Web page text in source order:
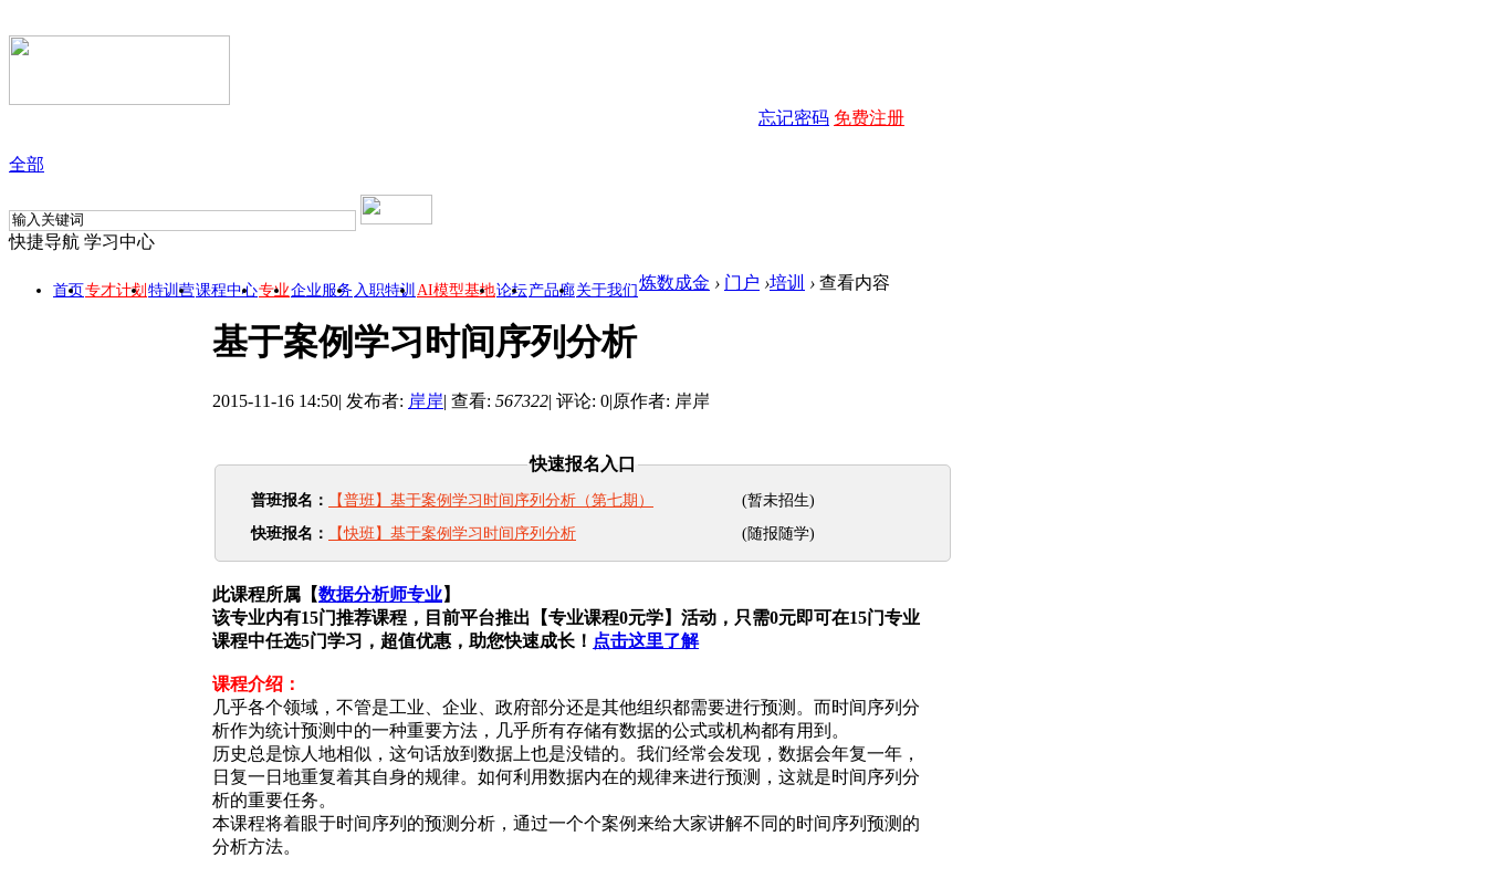
忘记密码 免费注册
全部
快捷导航 学习中心
首页专才计划 特训营课程中心专业企业服务 入职特训 AI模型基地论坛产品廊关于我们炼数成金 › 门户 ›培训 › 查看内容
基于案例学习时间序列分析
2015-11-16 14:50| 发布者: 岸岸| 查看: 567322| 评论: 0|原作者: 岸岸
快速报名入口
普班报名： 【普班】基于案例学习时间序列分析（第七期）
(暂未招生)
快班报名：
【快班】基于案例学习时间序列分析 (随报随学)
此课程所属【数据分析师专业】
该专业内有15门推荐课程，目前平台推出【专业课程0元学】活动，只需0元即可在15门专业
课程中任选5门学习，超值优惠，助您快速成长！ 点击这里了解
课程介绍：
几乎各个领域，不管是工业、企业、政府部分还是其他组织都需要进行预测。而时间序列分
析作为统计预测中的一种重要方法，几乎所有存储有数据的公式或机构都有用到。
历史总是惊人地相似，这句话放到数据上也是没错的。我们经常会发现，数据会年复一年，
日复一日地重复着其自身的规律。如何利用数据内在的规律来进行预测，这就是时间序列分
析的重要任务。
本课程将着眼于时间序列的预测分析，通过一个个案例来给大家讲解不同的时间序列预测的
分析方法。